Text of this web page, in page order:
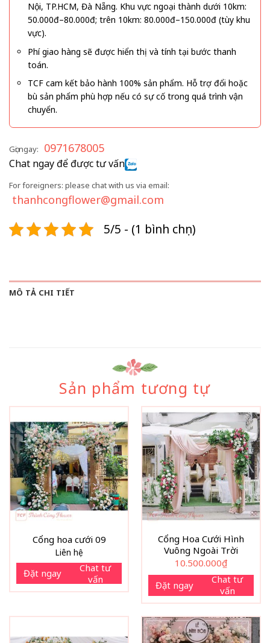
Nội, TP.HCM, Đà Nẵng. Khu vực ngoại thành dưới 10km:
50.000đ–80.000đ; trên 10km: 80.000đ–150.000đ (tùy khu
vực).
Phí giao hàng sẽ được hiển thị và tính tại bước thanh
toán.
TCF cam kết bảo hành 100% sản phẩm. Hỗ trợ đổi hoặc
bù sản phẩm phù hợp nếu có sự cố trong quá trình vận
chuyển.
Gọi ngay: 0971678005
Chat ngay để được tư vấn
For foreigners: please chat with us via email:
thanhcongflower@gmail.com
5/5 - (1 bình chọn)
MÔ TẢ CHI TIẾT
Sản phẩm tương tự
Cổng hoa cưới 09
Liên hệ
Đặt ngay
Chat tư
vấn
Cổng Hoa Cưới Hình
Vuông Ngoài Trời
10.500.000₫
Đặt ngay
Chat tư
vấn